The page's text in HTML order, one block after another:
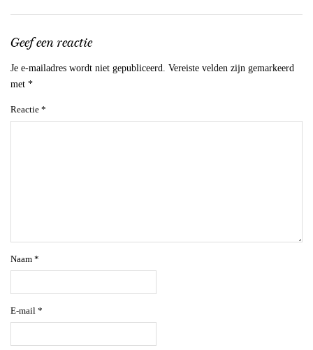
Geef een reactie
Je e-mailadres wordt niet gepubliceerd. Vereiste velden zijn gemarkeerd
met *
Reactie *
Naam *
E-mail *